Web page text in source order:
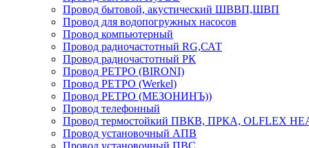
Провод бытовой, акустический ШВВП,ШВП
Провод для водопогружных насосов
Провод компьютерный
Провод радиочастотный RG,САТ
Провод радиочастотный РК
Провод РЕТРО (BIRONI)
Провод РЕТРО (Werkel)
Провод РЕТРО (МЕЗОНИНЪ))
Провод телефонный
Провод термостойкий ПВКВ, ПРКА, OLFLEX
Провод установочный АПВ